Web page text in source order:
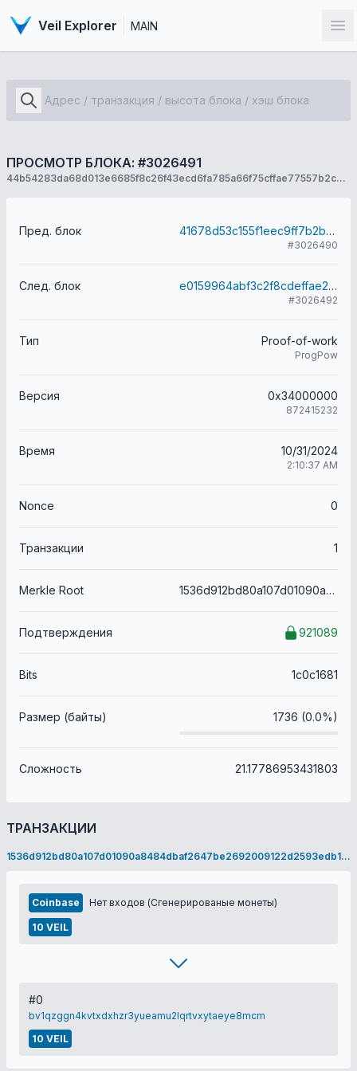
Veil Explorer MAIN
ПРОСМОТР БЛОКА: #3026491
44b54283da68d013e6685f8c26f43ecd6fa785a66f75cffae77557b2cee96a82
Пред. блок 41678d53c155f1eec9ff7b2b97854213be40645adfcdcb433c04c677edcf887d
#3026490
След. блок e0159964abf3c2f8cdeffae2d4f3521602675f66adcd45c2bafa30a46ffbef9f
#3026492
Тип Proof-of-work
ProgPow
Версия 0x34000000
872415232
Время 10/31/2024
2:10:37 AM
Nonce 0
Транзакции 1
Merkle Root 1536d912bd80a107d01090a8484dbaf2647be2692009122d2593edb1d9ef35ec
Подтверждения 921089
Bits 1c0c1681
Размер (байты) 1736 (0.0%)
Сложность 21.17786953431803
ТРАНЗАКЦИИ
1536d912bd80a107d01090a8484dbaf2647be2692009122d2593edb1d9ef35ec
Coinbase Нет входов (Сгенерированые монеты)
10 VEIL
#0
bv1qzggn4kvtxdxhzr3yueamu2lqrtvxytaeye8mcm
10 VEIL